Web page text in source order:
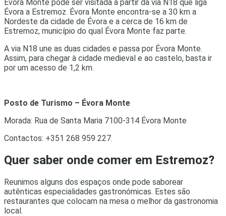
Évora Monte pode ser visitada a partir da via N18 que liga
Évora a Estremoz. Évora Monte encontra-se a 30 km a
Nordeste da cidade de Évora e a cerca de 16 km de
Estremoz, município do qual Évora Monte faz parte.
A via N18 une as duas cidades e passa por Évora Monte.
Assim, para chegar à cidade medieval e ao castelo, basta ir
por um acesso de 1,2 km.
Posto de Turismo – Évora Monte
Morada: Rua de Santa Maria 7100-314 Évora Monte
Contactos: +351 268 959 227.
Quer saber onde comer em Estremoz?
Reunimos alguns dos espaços onde pode saborear
autênticas especialidades gastronómicas. Estes são
restaurantes que colocam na mesa o melhor da gastronomia
local.